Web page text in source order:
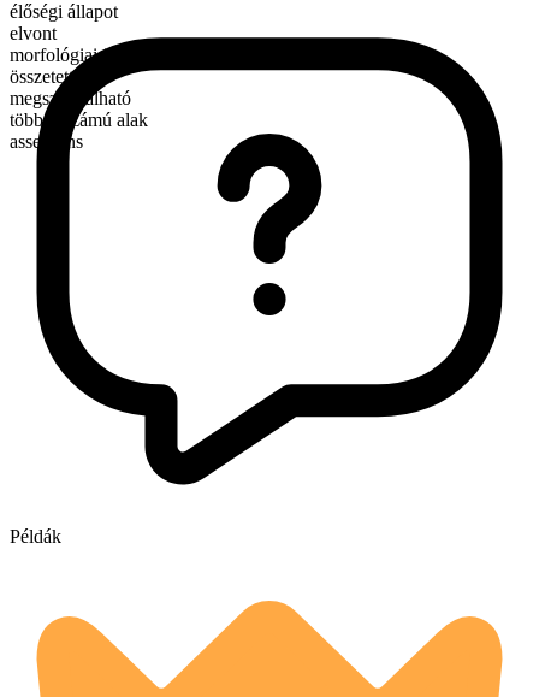
élőségi állapot
elvont
morfológiai összetétel
összetett
megszámlálható
többes számú alak
assertions
Példák